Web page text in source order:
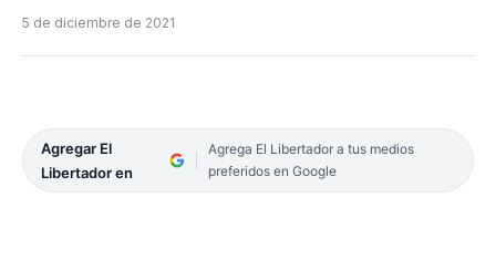
5 de diciembre de 2021
Agregar El
Libertador en
Agrega El Libertador a tus medios
preferidos en Google